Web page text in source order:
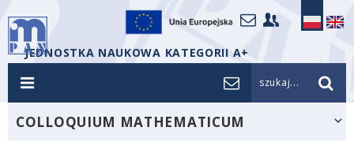
JEDNOSTKA NAUKOWA KATEGORII A+
szukaj...
COLLOQUIUM MATHEMATICUM